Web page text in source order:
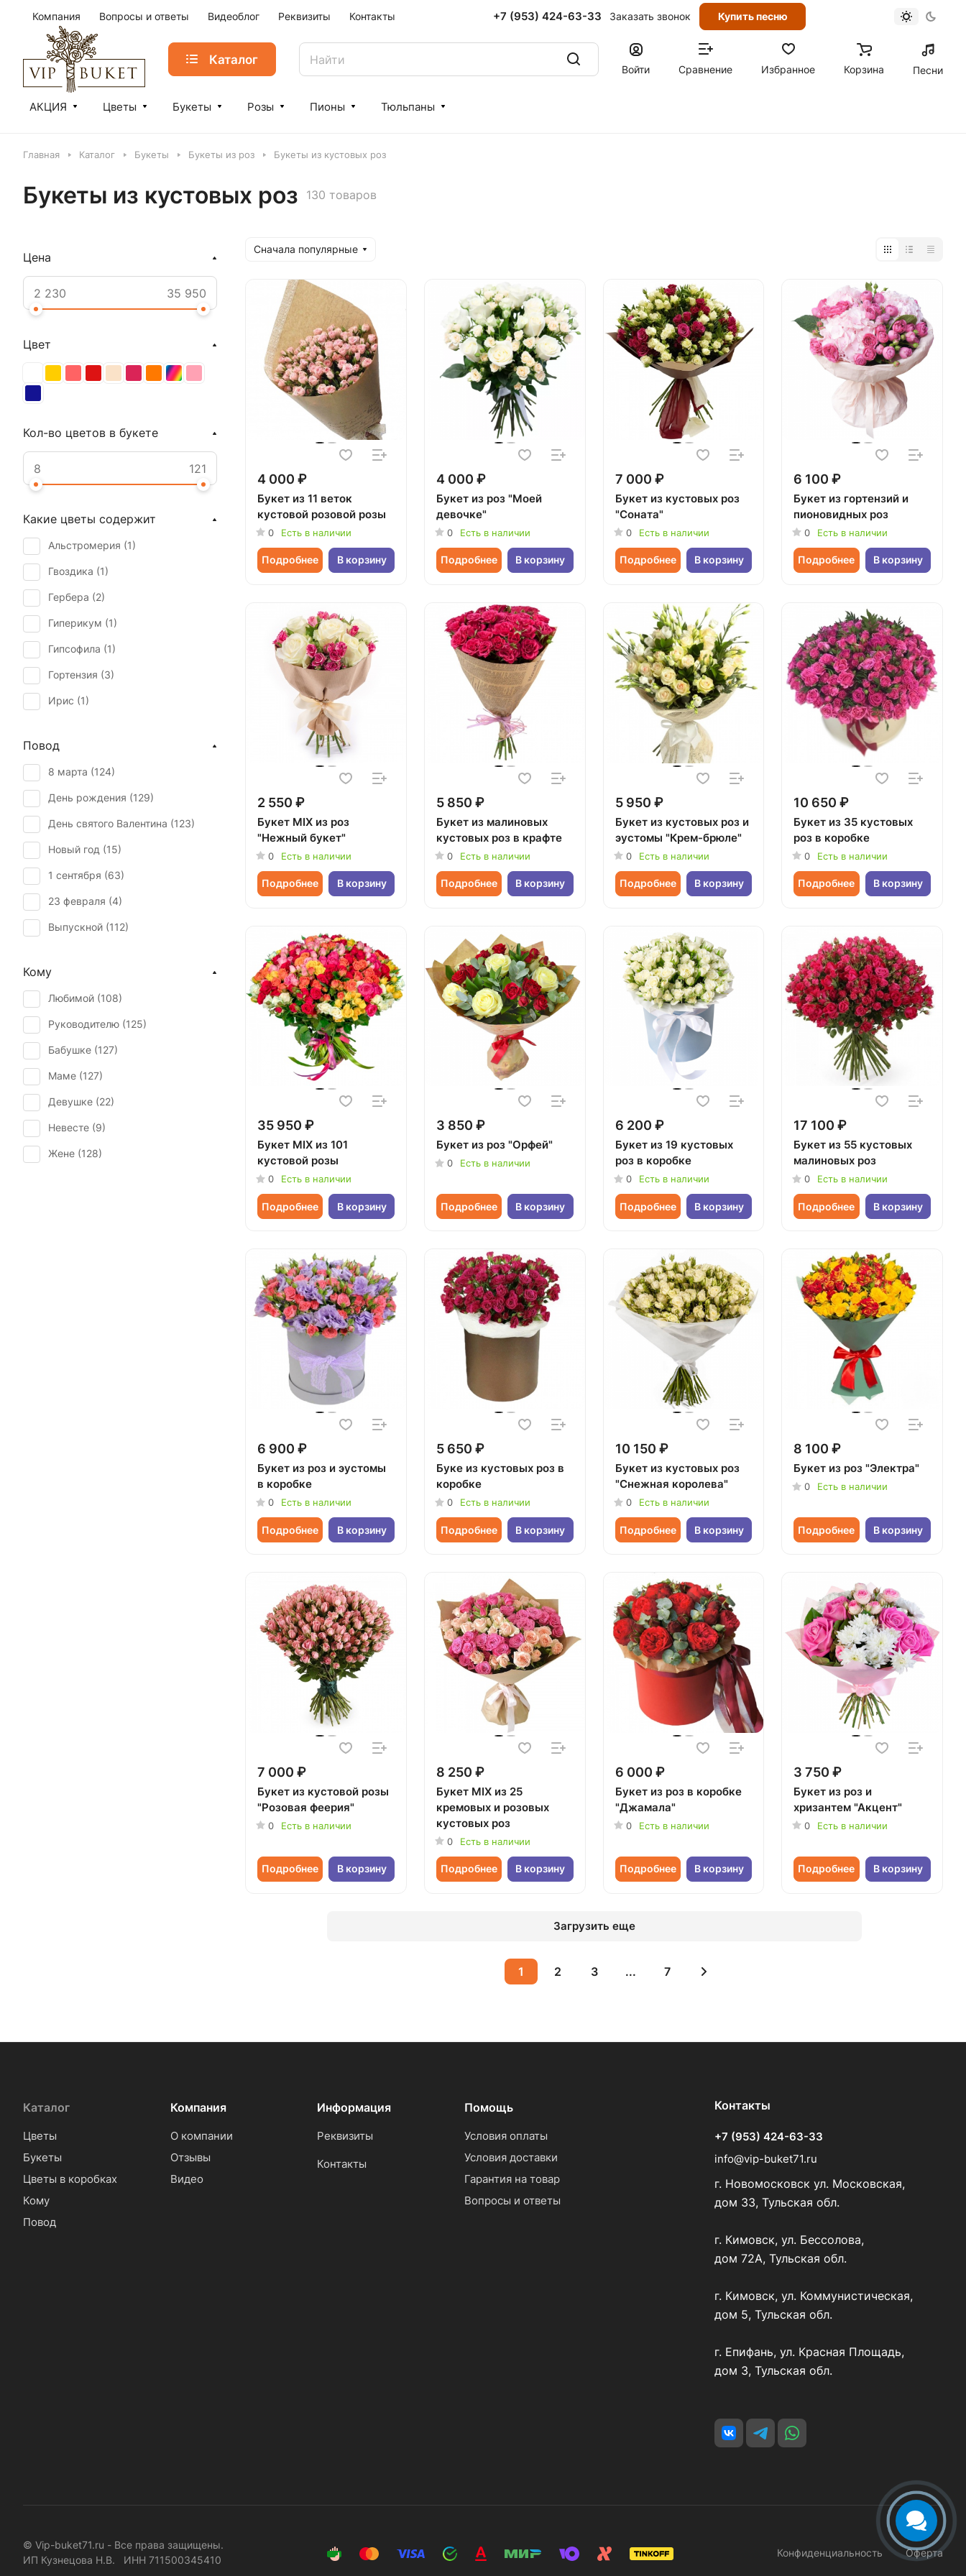
Компания Вопросы и ответы Видеоблог Реквизиты Контакты +7 (953) 424-63-33 Заказать звонок Купить песню
Каталог
Войти Сравнение Избранное Корзина Песни
АКЦИЯ Цветы Букеты Розы Пионы Тюльпаны
Главная Каталог Букеты Букеты из роз Букеты из кустовых роз
Букеты из кустовых роз 130 товаров
Сначала популярные
4 000 ₽
Букет из 11 веток
кустовой розовой розы
0 Есть в наличии
Подробнее В корзину
4 000 ₽
Букет из роз "Моей
девочке"
0 Есть в наличии
Подробнее В корзину
7 000 ₽
Букет из кустовых роз
"Соната"
0 Есть в наличии
Подробнее В корзину
6 100 ₽
Букет из гортензий и
пионовидных роз
0 Есть в наличии
Подробнее В корзину
2 550 ₽
Букет MIX из роз
"Нежный букет"
0 Есть в наличии
Подробнее В корзину
5 850 ₽
Букет из малиновых
кустовых роз в крафте
0 Есть в наличии
Подробнее В корзину
5 950 ₽
Букет из кустовых роз и
эустомы "Крем-брюле"
0 Есть в наличии
Подробнее В корзину
10 650 ₽
Букет из 35 кустовых
роз в коробке
0 Есть в наличии
Подробнее В корзину
35 950 ₽
Букет MIX из 101
кустовой розы
0 Есть в наличии
Подробнее В корзину
3 850 ₽
Букет из роз "Орфей"
0 Есть в наличии
Подробнее В корзину
6 200 ₽
Букет из 19 кустовых
роз в коробке
0 Есть в наличии
Подробнее В корзину
17 100 ₽
Букет из 55 кустовых
малиновых роз
0 Есть в наличии
Подробнее В корзину
6 900 ₽
Букет из роз и эустомы
в коробке
0 Есть в наличии
Подробнее В корзину
5 650 ₽
Буке из кустовых роз в
коробке
0 Есть в наличии
Подробнее В корзину
10 150 ₽
Букет из кустовых роз
"Снежная королева"
0 Есть в наличии
Подробнее В корзину
8 100 ₽
Букет из роз "Электра"
0 Есть в наличии
Подробнее В корзину
7 000 ₽
Букет из кустовой розы
"Розовая феерия"
0 Есть в наличии
Подробнее В корзину
8 250 ₽
Букет MIX из 25
кремовых и розовых
кустовых роз
0 Есть в наличии
Подробнее В корзину
6 000 ₽
Букет из роз в коробке
"Джамала"
0 Есть в наличии
Подробнее В корзину
3 750 ₽
Букет из роз и
хризантем "Акцент"
0 Есть в наличии
Подробнее В корзину
Загрузить еще
1 2 3 ... 7
Цена
Цвет
Кол-во цветов в букете
Какие цветы содержит
Альстромерия (1)
Гвоздика (1)
Гербера (2)
Гиперикум (1)
Гипсофила (1)
Гортензия (3)
Ирис (1)
Пион (
Подсолнух (1)
Роза (35)
Роза кустовая (120)
Ромашка ( 1)
Статица (1)
Танацетум ( 1)
Хризантема ( 7)
Повод
8 марта (124)
День рождения (129)
День святого Валентина (123)
Новый год (15)
1 сентября (63)
23 февраля (4)
Выпускной (112)
День учителя (
Пасха (6)
Первое свидание (127
Последний звонок (
Рождение ребенка (
Рождество (15
Свадьба (1)
Татьянин день (
Кому
Любимой (108)
Руководителю (125)
Бабушке (127)
Маме (127)
Девушке (22)
Невесте (9)
Жене (128)
Каталог
Цветы
Букеты
Цветы в коробках
Кому
Повод
Компания
О компании
Отзывы
Видео
Информация
Реквизиты
Контакты
Помощь
Условия оплаты
Условия доставки
Гарантия на товар
Вопросы и ответы
Контакты
+7 (953) 424-63-33
info@vip-buket71.ru
г. Новомосковск ул. Московская,
дом 33, Тульская обл.
г. Кимовск, ул. Бессолова,
дом 72А, Тульская обл.
г. Кимовск, ул. Коммунистическая,
дом 5, Тульская обл.
г. Епифань, ул. Красная Площадь,
дом 3, Тульская обл.
© Vip-buket71.ru - Все права защищены.
ИП Кузнецова Н.В. ИНН 711500345410
Конфиденциальность Оферта